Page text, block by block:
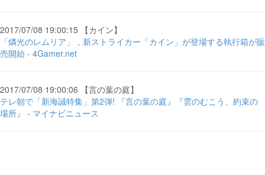
2017/07/08 19:00:15 【カイン】
「燐光のレムリア」，新ストライカー「カイン」が登場する執行箱が販
売開始 - 4Gamer.net
2017/07/08 19:00:06 【言の葉の庭】
テレ朝で「新海誠特集」第2弾! 『言の葉の庭』『雲のむこう、約束の
場所』 - マイナビニュース